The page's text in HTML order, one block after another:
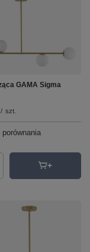
GAMA Sigma
/ szt.